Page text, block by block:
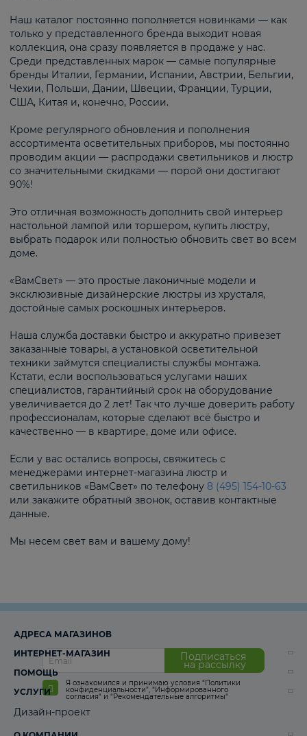
Наш каталог постоянно пополняется новинками — как
только у представленного бренда выходит новая
коллекция, она сразу появляется в продаже у нас.
Среди представленных марок — самые популярные
бренды Италии, Германии, Испании, Австрии, Бельгии,
Чехии, Польши, Дании, Швеции, Франции, Турции,
США, Китая и, конечно, России.
Кроме регулярного обновления и пополнения
ассортимента осветительных приборов, мы постоянно
проводим акции — распродажи светильников и люстр
со значительными скидками — порой они достигают
90%!
Это отличная возможность дополнить свой интерьер
настольной лампой или торшером, купить люстру,
выбрать подарок или полностью обновить свет во всем
доме.
«ВамСвет» — это простые лаконичные модели и
эксклюзивные дизайнерские люстры из хрусталя,
достойные самых роскошных интерьеров.
Наша служба доставки быстро и аккуратно привезет
заказанные товары, а установкой осветительной
техники займутся специалисты службы монтажа.
Кстати, если воспользоваться услугами наших
специалистов, гарантийный срок на оборудование
увеличивается до 2 лет! Так что лучше доверить работу
профессионалам, которые сделают всё быстро и
качественно — в квартире, доме или офисе.
Если у вас остались вопросы, свяжитесь с
менеджерами интернет-магазина люстр и
светильников «ВамСвет» по телефону 8 (495) 154-10-63
или закажите обратный звонок, оставив контактные
данные.
Мы несем свет вам и вашему дому!
Подписаться
на рассылку
Я ознакомился и принимаю условия “Политики
конфиденциальности”, “Информированного
согласия“ и “Рекомендательные алгоритмы“
АДРЕСА МАГАЗИНОВ
ИНТЕРНЕТ-МАГАЗИН
ПОМОЩЬ
УСЛУГИ
Дизайн-проект